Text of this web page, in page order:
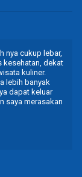
nyaman dan
Selama
tenang karena